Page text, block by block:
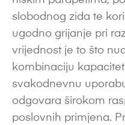
slobodnog zida te
ugodno grijanje pri
vrijednost je to što
kombinaciju
svakodnevnu
odgovara širokom
poslovnih primjena.